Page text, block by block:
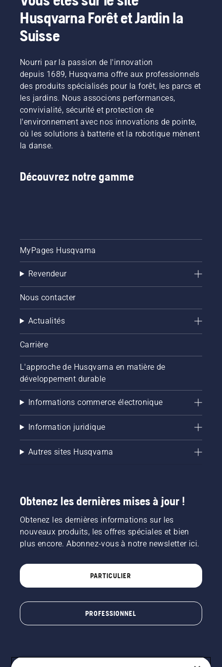
quand
et
marron
viennent
tout
gâcher ?
Pas
d'inquiétude.
Voici un
guide
une
Husqvarna Forêt et Jardin la
Suisse
Nourri par la passion de l'innovation
depuis 1689, Husqvarna offre aux professionnels
des produits spécialisés pour la forêt, les parcs et
les jardins. Nous associons performances,
convivialité, sécurité et protection de
l'environnement avec nos innovations de pointe,
où les solutions à batterie et la robotique mènent
la danse.
Découvrez notre gamme
MyPages Husqvarna
Revendeur
Nous contacter
Actualités
Carrière
L'approche de Husqvarna en matière de
développement durable
Informations commerce électronique
Information juridique
Autres sites Husqvarna
Obtenez les dernières mises à jour !
Obtenez les dernières informations sur les
nouveaux produits, les offres spéciales et bien
plus encore. Abonnez-vous à notre newsletter ici.
PARTICULIER
PROFESSIONNEL